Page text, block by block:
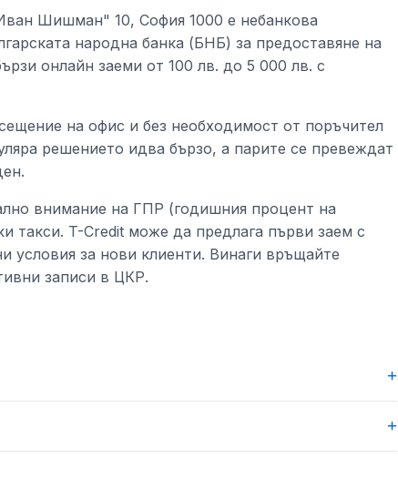
Шишман" 10, София 1000 е небанкова
народна банка (БНБ) за предоставяне на
онлайн заеми от 100 лв. до 5 000 лв. с
на офис и без необходимост от поръчител
решението идва бързо, а парите се превеждат
внимание на ГПР (годишния процент на
такси. T-Credit може да предлага първи заем с
условия за нови клиенти. Винаги връщайте
записи в ЦКР.
+
+